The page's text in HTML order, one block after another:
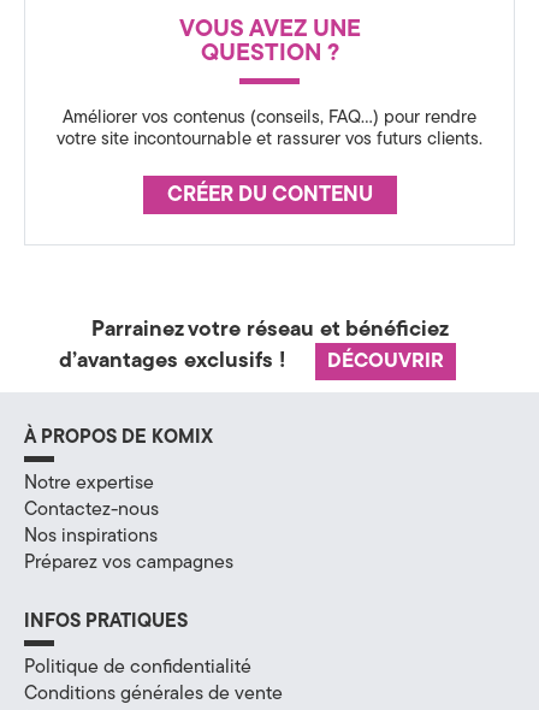
VOUS AVEZ UNE
QUESTION ?
Améliorer vos contenus (conseils, FAQ…) pour rendre
votre site incontournable et rassurer vos futurs clients.
CRÉER DU CONTENU
Parrainez votre réseau et bénéficiez
d’avantages exclusifs !
DÉCOUVRIR
À PROPOS DE KOMIX
Notre expertise
Contactez-nous
Nos inspirations
Préparez vos campagnes
INFOS PRATIQUES
Politique de confidentialité
Conditions générales de vente